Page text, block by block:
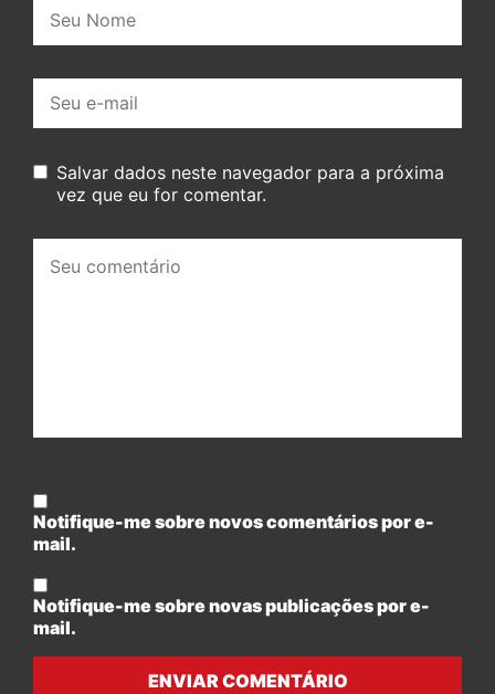
mail:
Salvar dados neste navegador para a próxima
vez que eu for comentar.
comentário:
Notifique-me sobre novos comentários por e-
mail.
Notifique-me sobre novas publicações por e-
mail.
ENVIAR COMENTÁRIO